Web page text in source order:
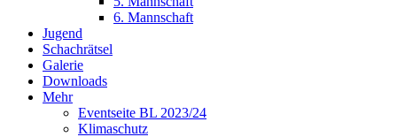
6. Mannschaft
Jugend
Schachrätsel
Galerie
Downloads
Mehr
Eventseite BL 2023/24
Klimaschutz